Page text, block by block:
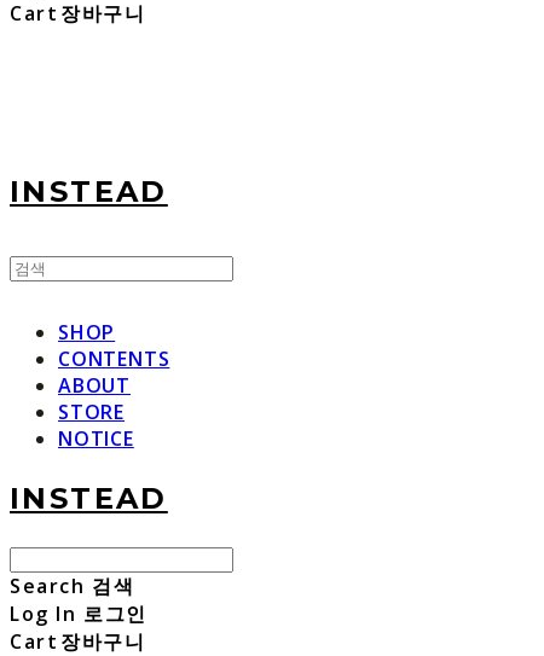
Cart 장바구니
INSTEAD
SHOP
CONTENTS
ABOUT
STORE
NOTICE
INSTEAD
Search 검색
Log In 로그인
Cart 장바구니